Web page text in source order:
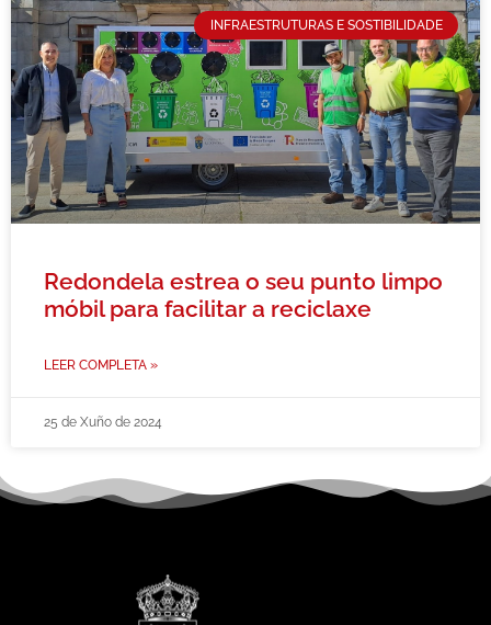
INFRAESTRUTURAS E SOSTIBILIDADE
Redondela estrea o seu punto limpo
móbil para facilitar a reciclaxe
LEER COMPLETA »
25 de Xuño de 2024